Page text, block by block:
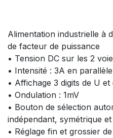
Alimentation industrielle à
de facteur de puissance
• Tension DC sur les 2
• Intensité : 3A en
• Affichage 3 digits de U et
• Ondulation : 1mV
• Bouton de sélection
indépendant, symétrique et
• Réglage fin et grossier